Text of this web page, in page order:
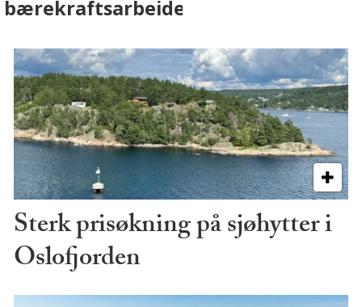
Sterk prisøkning på sjøhytter i
Oslofjorden